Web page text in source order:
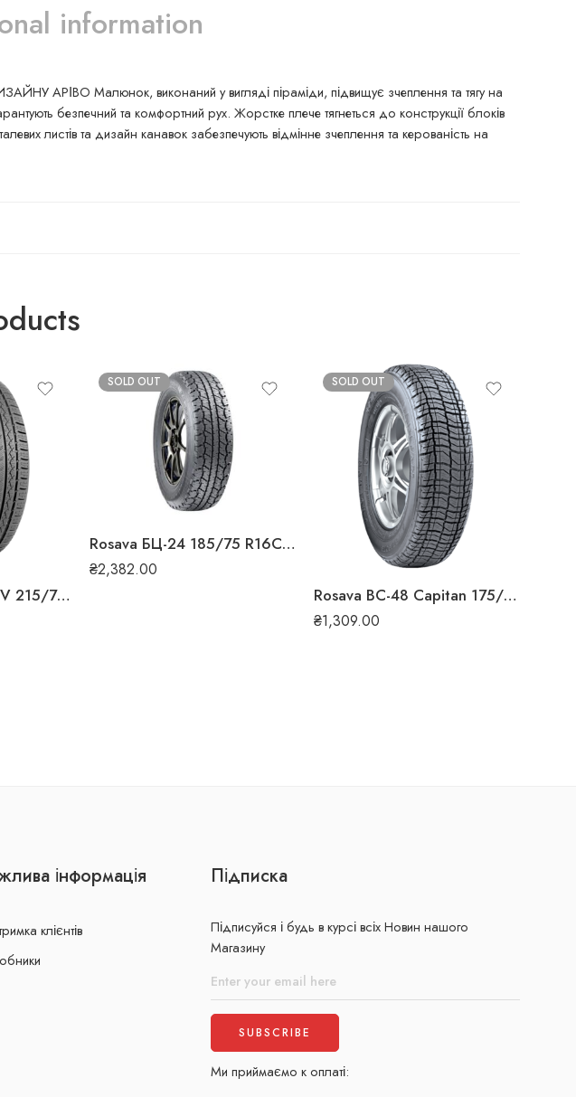
information
АРІВО Малюнок, виконаний у вигляді піраміди, підвищує зчеплення та тягу на
безпечний та комфортний рух. Жорстке плече тягнеться до конструкції блоків
листів та дизайн канавок забезпечують відмінне зчеплення та керованість на
Premiorri Vimero-SUV 215/70 R16 100H всесезонна шина
SOLD OUT
Rosava БЦ-24 185/75 R16C 104/102N всесезонна шина
₴2,382.00
SOLD OUT
Rosava ВС-48 Capitan 175/70 R13 82T всесезонна шина
₴1,309.00
інформація
клієнтів
Підписка
Підписуйся і будь в курсі всіх Новин нашого
Магазину
Ми приймаємо к оплаті: